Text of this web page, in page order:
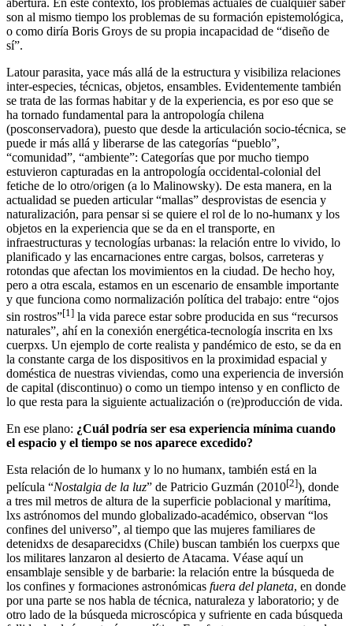
son al mismo tiempo los problemas de su formación epistemológica,
o como diría Boris Groys de su propia incapacidad de “diseño de
sí”.
Latour parasita, yace más allá de la estructura y visibiliza relaciones
inter-especies, técnicas, objetos, ensambles. Evidentemente también
se trata de las formas habitar y de la experiencia, es por eso que se
ha tornado fundamental para la antropología chilena
(posconservadora), puesto que desde la articulación socio-técnica, se
puede ir más allá y liberarse de las categorías “pueblo”,
“comunidad”, “ambiente”: Categorías que por mucho tiempo
estuvieron capturadas en la antropología occidental-colonial del
fetiche de lo otro/origen (a lo Malinowsky). De esta manera, en la
actualidad se pueden articular “mallas” desprovistas de esencia y
naturalización, para pensar si se quiere el rol de lo no-humanx y los
objetos en la experiencia que se da en el transporte, en
infraestructuras y tecnologías urbanas: la relación entre lo vivido, lo
planificado y las encarnaciones entre cargas, bolsos, carreteras y
rotondas que afectan los movimientos en la ciudad. De hecho hoy,
pero a otra escala, estamos en un escenario de ensamble importante
y que funciona como normalización política del trabajo: entre “ojos
sin rostros”[1] la vida parece estar sobre producida en sus “recursos
naturales”, ahí en la conexión energética-tecnología inscrita en lxs
cuerpxs. Un ejemplo de corte realista y pandémico de esto, se da en
la constante carga de los dispositivos en la proximidad espacial y
doméstica de nuestras viviendas, como una experiencia de inversión
de capital (discontinuo) o como un tiempo intenso y en conflicto de
lo que resta para la siguiente actualización o (re)producción de vida.
En ese plano: ¿Cuál podría ser esa experiencia mínima cuando
el espacio y el tiempo se nos aparece excedido?
Esta relación de lo humanx y lo no humanx, también está en la
película “Nostalgia de la luz” de Patricio Guzmán (2010[2]), donde
a tres mil metros de altura de la superficie poblacional y marítima,
lxs astrónomos del mundo globalizado-académico, observan “los
confines del universo”, al tiempo que las mujeres familiares de
detenidxs de desaparecidxs (Chile) buscan también los cuerpxs que
los militares lanzaron al desierto de Atacama. Véase aquí un
ensamblaje sensible y de barbarie: la relación entre la búsqueda de
los confines y formaciones astronómicas fuera del planeta, en donde
por una parte se nos habla de técnica, naturaleza y laboratorio; y de
otro lado de la búsqueda microscópica y sufriente en cada búsqueda